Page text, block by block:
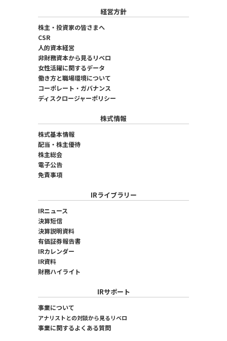
経営方針
株主・投資家の皆さまへ
CSR
人的資本経営
非財務資本から見るリベロ
女性活躍に関するデータ
働き方と職場環境について
コーポレート・ガバナンス
ディスクロージャーポリシー
株式情報
株式基本情報
配当・株主優待
株主総会
電子公告
免責事項
IRライブラリー
IRニュース
決算短信
決算説明資料
有価証券報告書
IRカレンダー
IR資料
財務ハイライト
IRサポート
事業について
アナリストとの対談から見るリベロ
事業に関するよくある質問